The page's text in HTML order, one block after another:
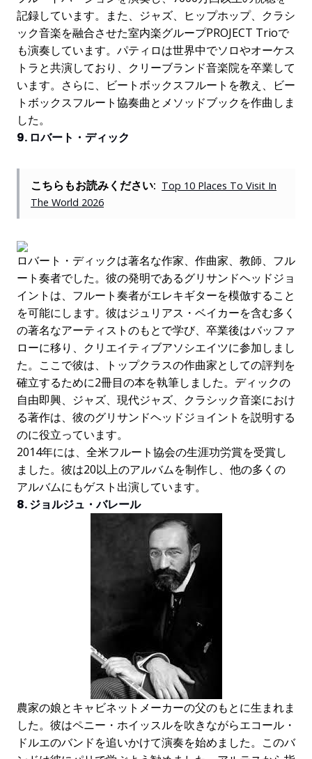
記録しています。また、ジャズ、ヒップホップ、クラシ
ック音楽を融合させた室内楽グループPROJECT Trioで
も演奏しています。パティロは世界中でソロやオーケス
トラと共演しており、クリーブランド音楽院を卒業して
います。さらに、ビートボックスフルートを教え、ビー
トボックスフルート協奏曲とメソッドブックを作曲しま
した。
9. ロバート・ディック
こちらもお読みください: Top 10 Places To Visit In
The World 2026
ロバート・ディックは著名な作家、作曲家、教師、フル
ート奏者でした。彼の発明であるグリサンドヘッドジョ
イントは、フルート奏者がエレキギターを模倣すること
を可能にします。彼はジュリアス・ベイカーを含む多く
の著名なアーティストのもとで学び、卒業後はバッファ
ローに移り、クリエイティブアソシエイツに参加しまし
た。ここで彼は、トップクラスの作曲家としての評判を
確立するために2冊目の本を執筆しました。ディックの
自由即興、ジャズ、現代ジャズ、クラシック音楽におけ
る著作は、彼のグリサンドヘッドジョイントを説明する
のに役立っています。
2014年には、全米フルート協会の生涯功労賞を受賞し
ました。彼は20以上のアルバムを制作し、他の多くの
アルバムにもゲスト出演しています。
8. ジョルジュ・バレール
農家の娘とキャビネットメーカーの父のもとに生まれま
した。彼はペニー・ホイッスルを吹きながらエコール・
ドルエのバンドを追いかけて演奏を始めました。このバ